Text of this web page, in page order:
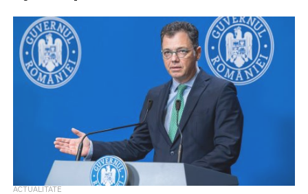
cazare neclasificate
Ministrul Economiei Ştefan Radu Oprea anunţă, în urma unei
întâlniri cu reprezentanţi ai Consiliului Consultativ al Turismului ,
că ministerul pe care...
ACTUALITATE